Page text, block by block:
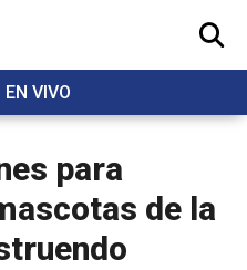
EN VIVO
BUSCAR
para
de la